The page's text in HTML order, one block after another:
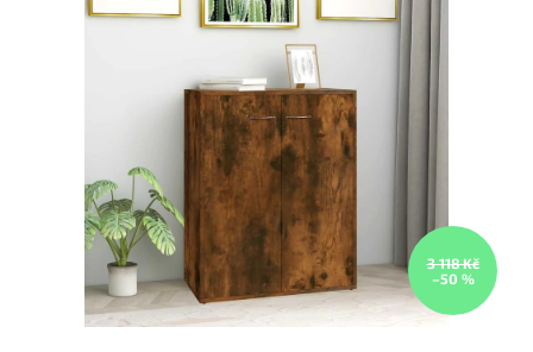
3 118 Kč
–50 %